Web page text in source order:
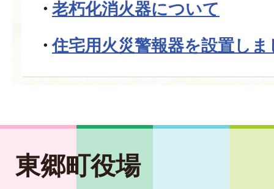
老朽化消火器について
住宅用火災警報器を設置し
東郷町役場